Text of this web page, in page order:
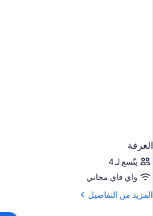
الغرفة
يتّسع لـ 4
واي فاي مجاني
المزيد من التفاصيل
المزيد